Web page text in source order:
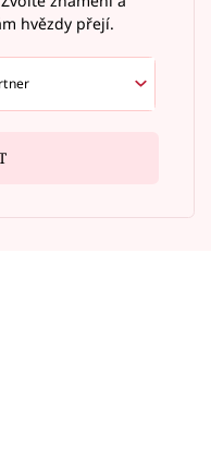
hvězdy přejí.